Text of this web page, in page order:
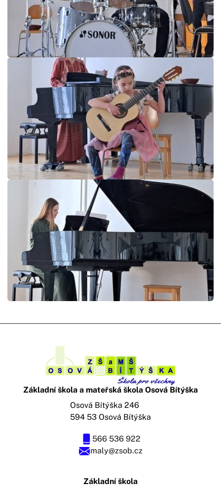
Základní škola a mateřská škola Osová Bítýška
maly@zsob.cz
566 536 922
Osová Bítýška 246
594 53 Osová Bítýška
Základní škola